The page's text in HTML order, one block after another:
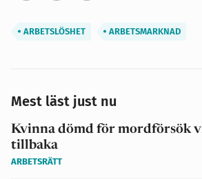
ARBETSLÖSHET ARBETSMARKNAD
Mest läst just nu
Kvinna dömd för mordförsök
tillbaka
ARBETSRÄTT